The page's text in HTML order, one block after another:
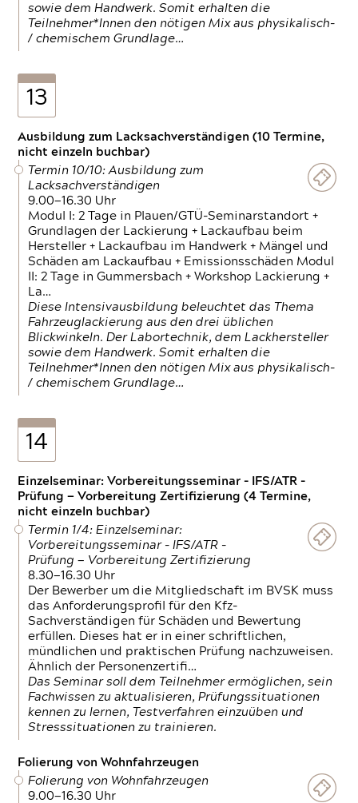
sowie dem Handwerk. Somit erhalten die
Teilnehmer*Innen den nötigen Mix aus physikalisch-
/ chemischem Grundlage…
13
Ausbildung zum Lacksachverständigen (10 Termine,
nicht einzeln buchbar)
Termin 10/10: Ausbildung zum
Lacksachverständigen
9.00—16.30 Uhr
Modul I: 2 Tage in Plauen/GTÜ-Seminarstandort +
Grundlagen der Lackierung + Lackaufbau beim
Hersteller + Lackaufbau im Handwerk + Mängel und
Schäden am Lackaufbau + Emissionsschäden Modul
II: 2 Tage in Gummersbach + Workshop Lackierung +
La…
Diese Intensivausbildung beleuchtet das Thema
Fahrzeuglackierung aus den drei üblichen
Blickwinkeln. Der Labortechnik, dem Lackhersteller
sowie dem Handwerk. Somit erhalten die
Teilnehmer*Innen den nötigen Mix aus physikalisch-
/ chemischem Grundlage…
14
Einzelseminar: Vorbereitungsseminar - IFS/ATR -
Prüfung — Vorbereitung Zertifizierung (4 Termine,
nicht einzeln buchbar)
Termin 1/4: Einzelseminar:
Vorbereitungsseminar - IFS/ATR -
Prüfung — Vorbereitung Zertifizierung
8.30—16.30 Uhr
Der Bewerber um die Mitgliedschaft im BVSK muss
das Anforderungsprofil für den Kfz-
Sachverständigen für Schäden und Bewertung
erfüllen. Dieses hat er in einer schriftlichen,
mündlichen und praktischen Prüfung nachzuweisen.
Ähnlich der Personenzertifi…
Das Seminar soll dem Teilnehmer ermöglichen, sein
Fachwissen zu aktualisieren, Prüfungssituationen
kennen zu lernen, Testverfahren einzuüben und
Stresssituationen zu trainieren.
Folierung von Wohnfahrzeugen
Folierung von Wohnfahrzeugen
9.00—16.30 Uhr